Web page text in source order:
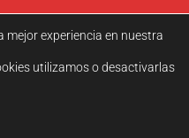
mejor experiencia en nuestra
utilizamos o desactivarlas